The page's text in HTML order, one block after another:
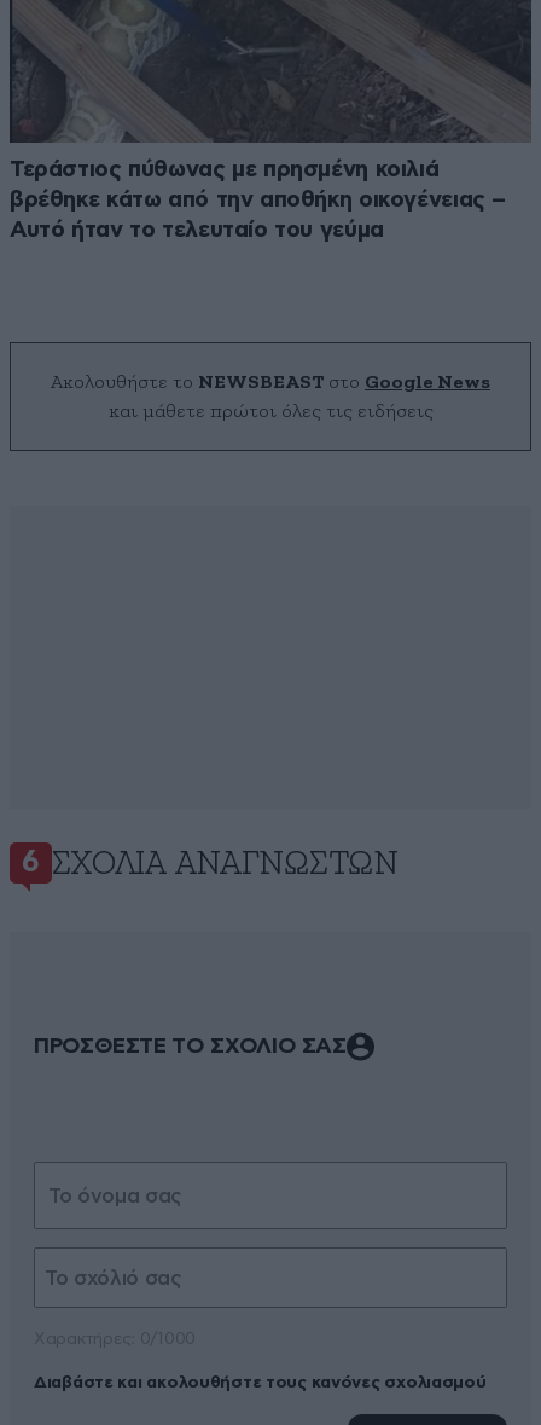
Τεράστιος πύθωνας με πρησμένη κοιλιά
βρέθηκε κάτω από την αποθήκη οικογένειας –
Αυτό ήταν το τελευταίο του γεύμα
Ακολουθήστε το NEWSBEAST στο Google News
και μάθετε πρώτοι όλες τις ειδήσεις
6 ΣΧΌΛΙΑ ΑΝΑΓΝΩΣΤΏΝ
ΠΡΟΣΘΕΣΤΕ ΤΟ ΣΧΟΛΙΟ ΣΑΣ
Διαβάστε και ακολουθήστε τους κανόνες σχολιασμού